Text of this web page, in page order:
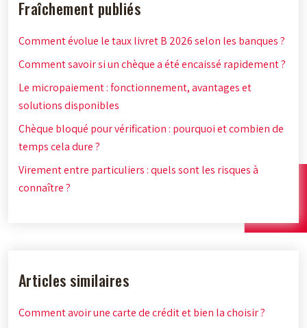
Fraîchement publiés
Comment évolue le taux livret B 2026 selon les banques ?
Comment savoir si un chèque a été encaissé rapidement ?
Le micropaiement : fonctionnement, avantages et
solutions disponibles
Chèque bloqué pour vérification : pourquoi et combien de
temps cela dure ?
Virement entre particuliers : quels sont les risques à
connaître ?
Articles similaires
Comment avoir une carte de crédit et bien la choisir ?